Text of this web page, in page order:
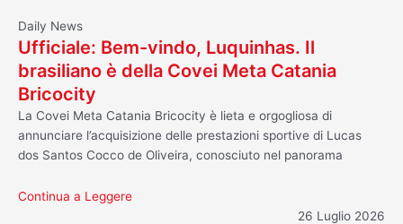
Daily News
Ufficiale: Bem-vindo, Luquinhas. Il
brasiliano è della Covei Meta Catania
Bricocity
La Covei Meta Catania Bricocity è lieta e orgogliosa di
annunciare l’acquisizione delle prestazioni sportive di Lucas
dos Santos Cocco de Oliveira, conosciuto nel panorama
Continua a Leggere
26 Luglio 2026